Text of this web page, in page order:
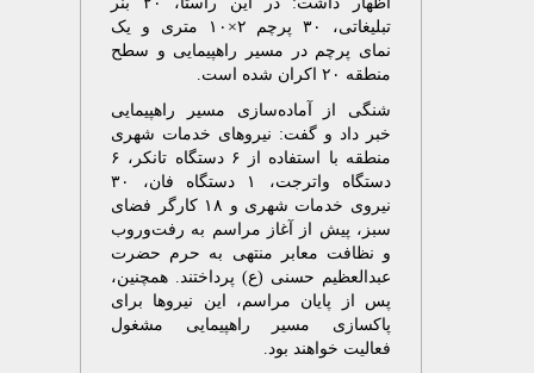
تبلیغاتی، ۳۰ پرچم ۲×۱۰ متری و یک
نمای پرچم در مسیر راهپیمایی و سطح
منطقه ۲۰ اکران شده است.
شنگی از آماده‌سازی مسیر راهپیمایی
خبر داد و گفت: نیروهای خدمات شهری
منطقه با استفاده از ۶ دستگاه تانکر، ۶
دستگاه واترجت، ۱ دستگاه فان، ۳۰
نیروی خدمات شهری و ۱۸ کارگر فضای
سبز، پیش از آغاز مراسم به رفت‌وروب
و نظافت معابر منتهی به حرم حضرت
عبدالعظیم حسنی (ع) پرداختند. همچنین،
پس از پایان مراسم، این نیروها برای
پاکسازی مسیر راهپیمایی مشغول
فعالیت خواهند بود.